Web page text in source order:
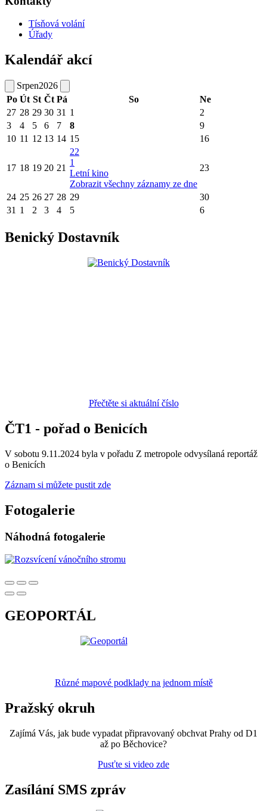
Tísňová volání
Úřady
Kalendář akcí
Srpen2026
Po Út St Čt Pá So
Ne
27 28 29 30 31 1
2
3
4 5 6 7 8
9
10 11 12 13 14 15 16
17 18 19 20 21
22
1
Letní kino
Zobrazit všechny záznamy ze dne
23
24 25 26 27 28 29
30
31 1 2 3 4 5 6
Benický Dostavník
Přečtěte si aktuální číslo
ČT1 - pořad o Benicích
V sobotu 9.11.2024 byla v pořadu Z metropole odvysílaná reportáž
o Benicích
Záznam si můžete pustit zde
Fotogalerie
Náhodná fotogalerie
GEOPORTÁL
Různé mapové podklady na jednom místě
Pražský okruh
Zajímá Vás, jak bude vypadat připravovaný obchvat Prahy od D1
až po Běchovice?
Pusťte si video zde
Zasílání SMS zpráv